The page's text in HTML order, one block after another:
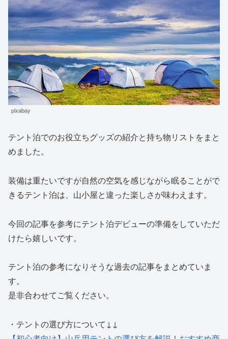
pixabay
テント泊でのお役立ちグッズの紹介と持ち物リストをまと
めました。
装備は重たいですが自然の空気を感じながら眠ることがで
きるテント泊は、山小屋と違った楽しさが味わえます。
今回の記事を参考にテント泊デビューの準備をしていただ
けたら嬉しいです。
テント泊の参考になりそうな過去の記事をまとめていま
す。
是非合わせてご覧ください。
・テントの選び方について↓↓